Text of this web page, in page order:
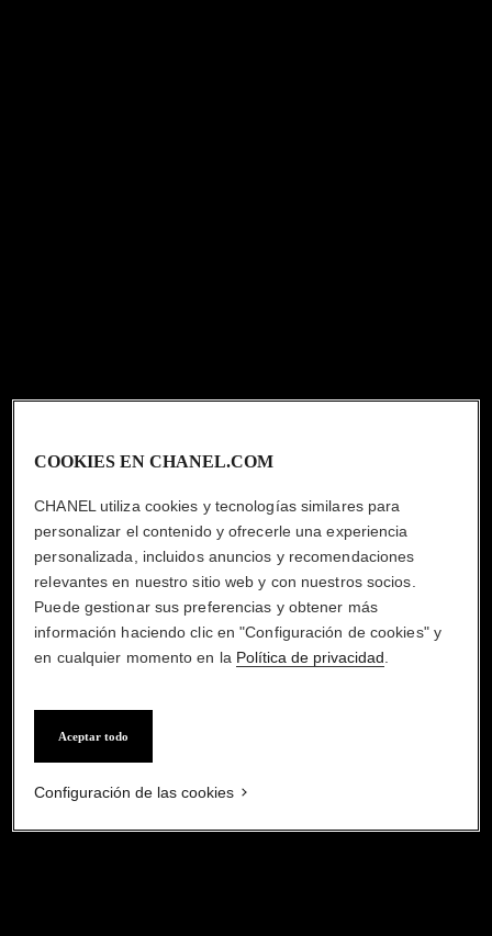
COOKIES EN CHANEL.COM
CHANEL utiliza cookies y tecnologías similares para
personalizar el contenido y ofrecerle una experiencia
personalizada, incluidos anuncios y recomendaciones
relevantes en nuestro sitio web y con nuestros socios.
Puede gestionar sus preferencias y obtener más
información haciendo clic en "Configuración de cookies" y
en cualquier momento en la Política de privacidad
Aceptar todo
Configuración de las cookies